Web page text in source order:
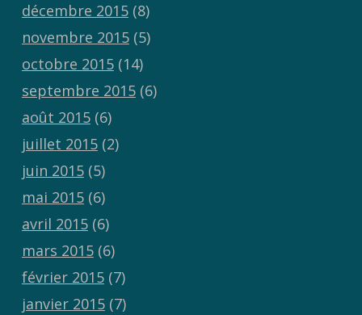
décembre 2015(8)
novembre 2015(5)
octobre 2015(14)
septembre 2015(6)
août 2015(6)
juillet 2015(2)
juin 2015(5)
mai 2015(6)
avril 2015(6)
mars 2015(6)
février 2015(7)
janvier 2015(7)